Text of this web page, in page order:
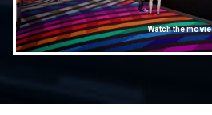
Watch the movie